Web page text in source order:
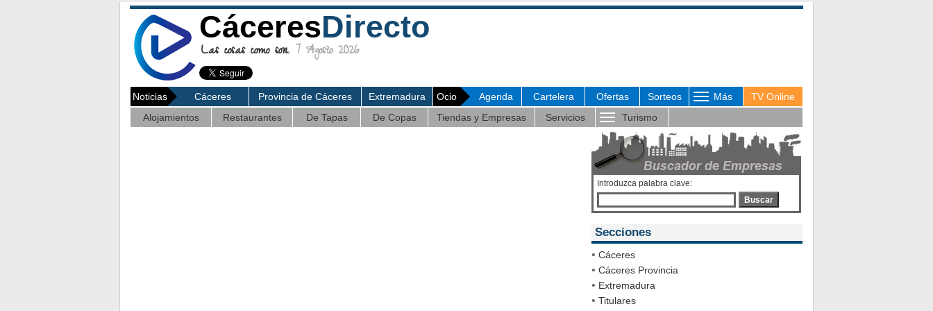
CáceresDirecto
Las cosas como son. 7 Agosto 2026
Noticias Cáceres Provincia de Cáceres Extremadura Ocio Agenda Cartelera Ofertas Sorteos Más
TV Online
Alojamientos
Restaurantes De Tapas De Copas Tiendas y Empresas Servicios Turismo
Introduzca palabra clave:
Buscar
Secciones
• Cáceres
• Cáceres Provincia
• Extremadura
• Titulares